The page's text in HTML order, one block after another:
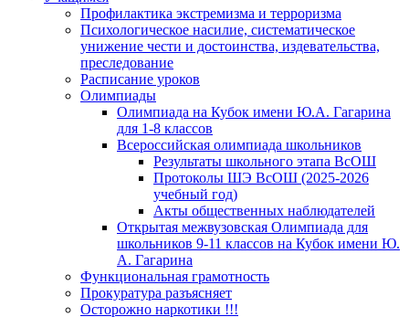
Профилактика экстремизма и терроризма
Психологическое насилие, систематическое
унижение чести и достоинства, издевательства,
преследование
Расписание уроков
Олимпиады
Олимпиада на Кубок имени Ю.А. Гагарина
для 1-8 классов
Всероссийская олимпиада школьников
Результаты школьного этапа ВсОШ
Протоколы ШЭ ВсОШ (2025-2026
учебный год)
Акты общественных наблюдателей
Открытая межвузовская Олимпиада для
школьников 9-11 классов на Кубок имени Ю.
А. Гагарина
Функциональная грамотность
Прокуратура разъясняет
Осторожно наркотики !!!